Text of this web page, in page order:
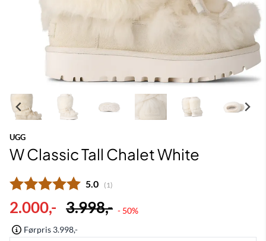
UGG
W Classic Tall Chalet White
Gjennomsnittskarakter:
5.0 (stemmer:
1)
2.000,- 3.998,- - 50%
Førpris 3.998,-